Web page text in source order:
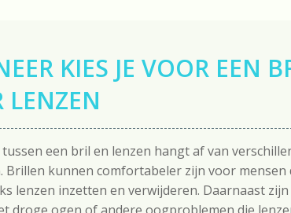
KIES JE VOOR EEN
LENZEN
een bril en lenzen hangt af van
Brillen kunnen comfortabeler zijn voor
lenzen inzetten en verwijderen. Daarnaast